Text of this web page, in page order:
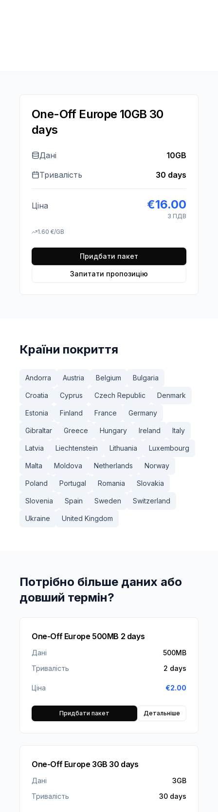
One-Off Europe 10GB 30
days
Дані
10GB
Тривалість
30 days
Ціна €16.00
З ПДВ
1.60 €/GB
Придбати пакет
Запитати пропозицію
Країни покриття
Andorra Austria Belgium Bulgaria
Croatia Cyprus Czech Republic Denmark
Estonia Finland France Germany
Gibraltar Greece Hungary Ireland Italy
Latvia Liechtenstein Lithuania Luxembourg
Malta Moldova Netherlands Norway
Poland Portugal Romania Slovakia
Slovenia Spain Sweden Switzerland
Ukraine United Kingdom
Потрібно більше даних або
довший термін?
One-Off Europe 500MB 2 days
Дані
500MB
Тривалість
2 days
Ціна €2.00
Придбати пакет Детальніше
One-Off Europe 3GB 30 days
Дані
3GB
Тривалість
30 days